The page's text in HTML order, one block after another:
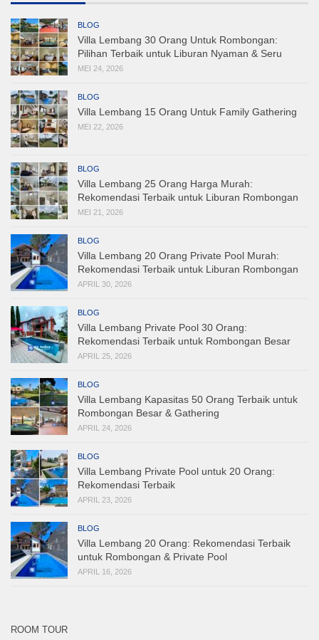
BLOG
Villa Lembang 30 Orang Untuk Rombongan:
Pilihan Terbaik untuk Liburan Nyaman & Seru
MEI 24, 2026
BLOG
Villa Lembang 15 Orang Untuk Family Gathering
MEI 22, 2026
BLOG
Villa Lembang 25 Orang Harga Murah:
Rekomendasi Terbaik untuk Liburan Rombongan
MEI 21, 2026
BLOG
Villa Lembang 20 Orang Private Pool Murah:
Rekomendasi Terbaik untuk Liburan Rombongan
APRIL 30, 2026
BLOG
Villa Lembang Private Pool 30 Orang:
Rekomendasi Terbaik untuk Rombongan Besar
APRIL 25, 2026
BLOG
Villa Lembang Kapasitas 50 Orang Terbaik untuk
Rombongan Besar & Gathering
APRIL 24, 2026
BLOG
Villa Lembang Private Pool untuk 20 Orang:
Rekomendasi Terbaik
APRIL 23, 2026
BLOG
Villa Lembang 20 Orang: Rekomendasi Terbaik
untuk Rombongan & Private Pool
APRIL 16, 2026
ROOM TOUR